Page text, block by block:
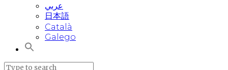
عربي
日本語
Català
Galego